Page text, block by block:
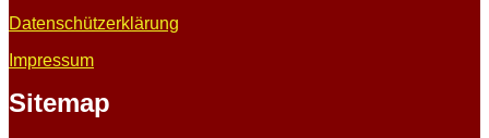
Datenschützerklärung
Impressum
Sitemap